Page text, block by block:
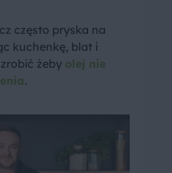
często pryska na
kuchenkę, blat i
żeby olej nie
.